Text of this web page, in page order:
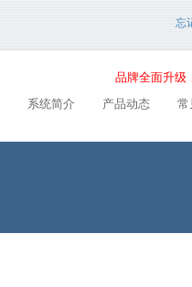
忘
品牌全面升级
系统简介 产品动态 常